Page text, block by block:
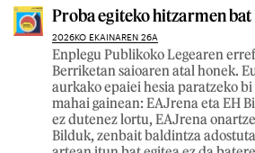
Proba egiteko hitzarmen bat
2026KO EKAINAREN 26A
Enplegu Publikoko Legearen
Berriketan saioaren atal honek.
aurkako epaiei hesia paratzeko
mahai gainean: EAJrena eta EH
ez dutenez lortu, EAJrena
Bilduk, zenbait baldintza